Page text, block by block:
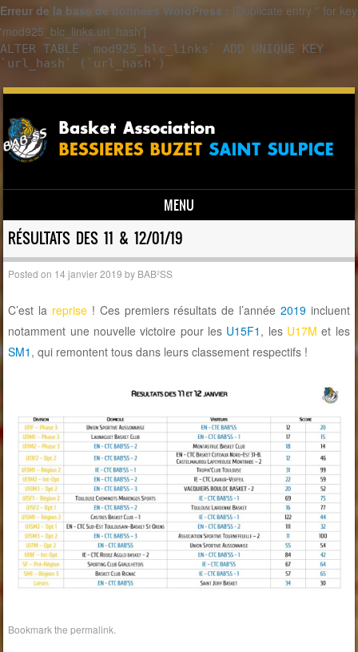
Erreur de la base de données WordPress : [Duplicate entry '' for key
'mod925_blc_links.url_hash']
ALTER TABLE `mod925_blc_links` ADD UNIQUE KEY
`url_hash` (`url_hash`)
MENU
Skip to content
RÉSULTATS DES 11 & 12/01/19
Posted on 14 janvier 2019 by BAB²SS
C’est la reprise ! Ces premiers résultats de l’année 2019incluent
notamment une nouvelle victoire pour les U15F1 , les U17M et les
SM1 , qui remontent tous dans leurs classement respectifs !
Bookmark thepermalink